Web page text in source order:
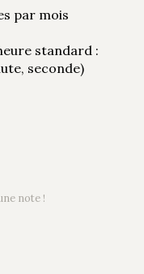
par mois
standard :
seconde)
note !